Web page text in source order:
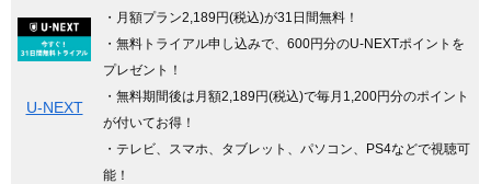
U-NEXT
・月額プラン2,189円(税込)が31日間無料！
・無料トライアル申し込みで、600円分のU-NEXTポイントを
プレゼント！
・無料期間後は月額2,189円(税込)で毎月1,200円分のポイント
が付いてお得！
・テレビ、スマホ、タブレット、パソコン、PS4などで視聴可
能！